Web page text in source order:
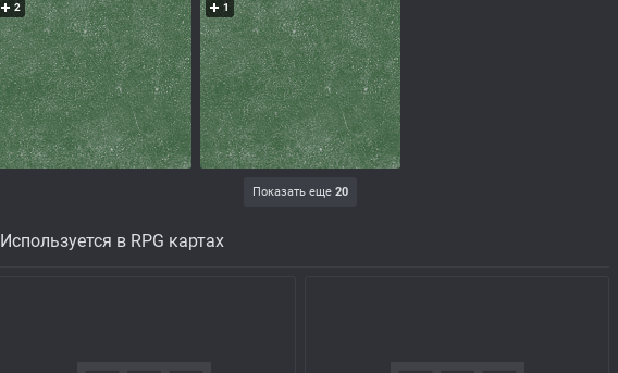
2 1
Показать еще 20
Используется в RPG картах